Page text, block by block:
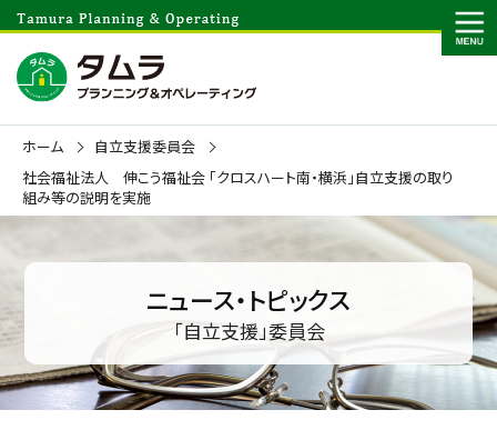
ホーム
自立支援委員会
社会福祉法人 伸こう福祉会 「クロスハート南・横浜」自立支援の取り
組み等の説明を実施
ニュース・トピックス
「自立支援」委員会